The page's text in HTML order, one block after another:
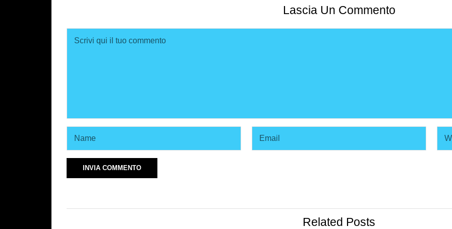
Lascia Un Commento
Related Posts